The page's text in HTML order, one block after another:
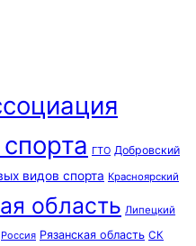
ГТО Добровский
видов спорта Красноярский
область Липецкий
Россия Рязанская область СК